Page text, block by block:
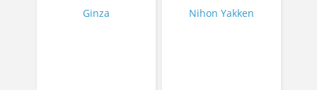
Ginza Nihon Yakken